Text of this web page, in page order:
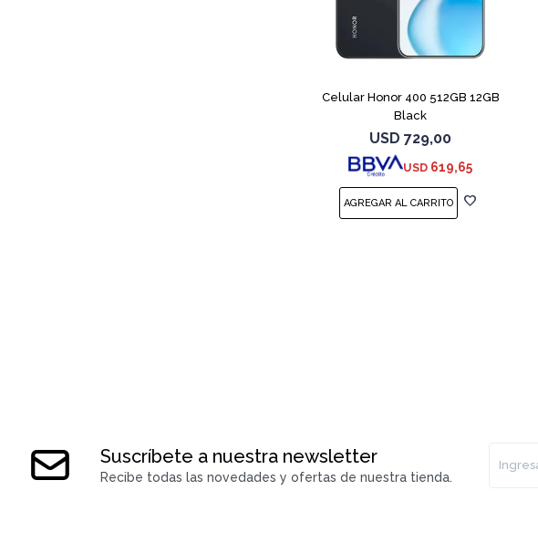
Celular Honor 400 512GB 12GB
Black
USD 729,00
USD 619,65
COMPARAR
Suscríbete a nuestra newsletter
Recibe todas las novedades y ofertas de nuestra tienda.